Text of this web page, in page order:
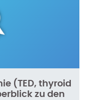
(TED, thyroid
zu den